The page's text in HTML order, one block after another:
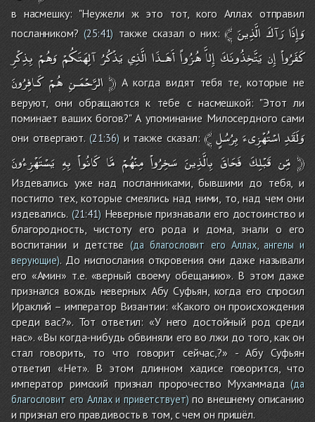
в насмешку: "Неужели ж это тот, кого Аллах отправил
посланником?(25:41) также сказал о них: ﴾ وَإِذَا رَآكَ الَّذِينَ
كَفَرُواْإِن يَتَّخِذُونَكَ إِلاَّهُزُواً أَهَـذَا الَّذِي يَذْكُرُآلِهَتَكُمْ وَهُمْ بِذِكْرِ
الرَّحْمَـنِ هُمْ كَـافِرُونَ ﴿А когда видят тебя те, которые не
веруют, они обращаются к тебе с насмешкой: "Этот ли
поминает ваших богов?" А упоминание Милосердного сами
они отвергают. (21:36)и также сказал: ﴾ وَلَقَدِاسْتُهْزِىءَبِرُسُلٍ
مِّن قَبْلِكَ فَحَاقَ بِالَّذِينَ سَخِرُواْ مِنْهُمْ مَّا كَانُواْ بِهِ يَسْتَهْزِءُونَ ﴿
Издевались уже над посланниками, бывшими до тебя, и
постигло тех, которые смеялись над ними, то, над чем они
издевались. (21:41)Неверные признавали его достоинство и
благородность, чистоту его рода и дома, знали о его
воспитании и детстве (да благословит его Аллах, ангелы и
верующие). До ниспослания откровения они даже называли
его «Амин» т.е. «верный своему обещанию». В этом даже
признался вождь неверных Абу Суфьян, когда его спросил
Ираклий – император Византии: «Какого он происхождения
среди вас?». Тот ответил: «У него достойный род среди
нас». «Вы когда-нибудь обвиняли его во лжи до того, как он
стал говорить, то что говорит сейчас,?» - Абу Суфьян
ответил «Нет». В этом длинном хадисе говорится, что
император римский признал пророчество Мухаммада(да
благословит его Аллах и приветствует)по внешнему описанию
и признал его правдивость в том, с чем он пришёл.